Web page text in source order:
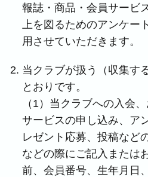
報誌・商品・会員サービ
上を図るためのアンケー
用させていただきます。
当クラブが扱う（収集す
とおりです。
（1）当クラブへの入会
サービスの申し込み、ア
レゼント応募、投稿など
などの際にご記入または
前、会員番号、生年月日